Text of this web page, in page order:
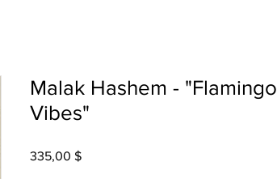
Malak Hashem - "Flamingo
Vibes"
335,00 $Prix